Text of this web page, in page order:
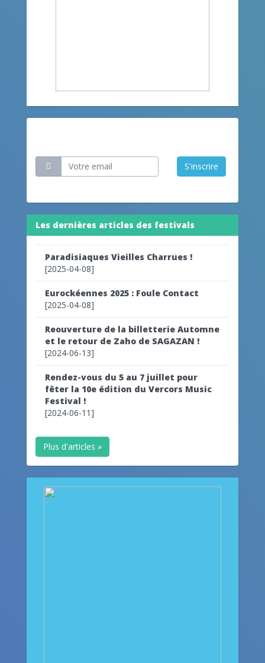
S'inscrire
Les dernières articles des festivals
Paradisiaques Vieilles Charrues !
[2025-04-08]
Eurockéennes 2025 : Foule Contact
[2025-04-08]
Reouverture de la billetterie Automne
et le retour de Zaho de SAGAZAN !
[2024-06-13]
Rendez-vous du 5 au 7 juillet pour
fêter la 10e édition du Vercors Music
Festival !
[2024-06-11]
Plus d'articles »